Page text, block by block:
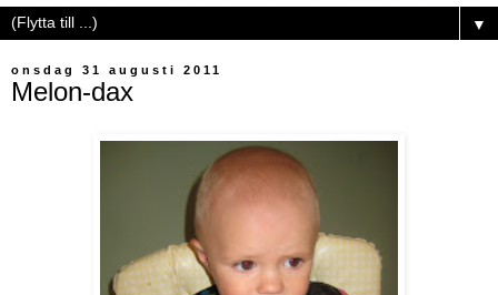
▼
onsdag 31 augusti 2011
Melon-dax